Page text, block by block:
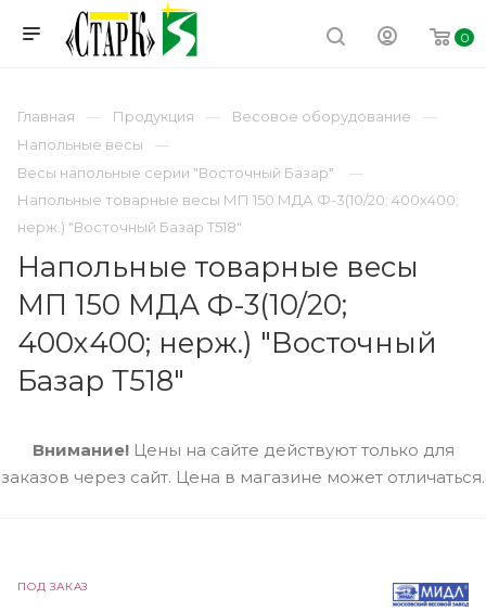
0
Главная Продукция
Весовое оборудование
Напольные весы
Весы напольные серии "Восточный Базар"
Напольные товарные весы МП 150 МДА Ф-3(10/20; 400х400;
нерж.) "Восточный Базар Т518"
Напольные товарные весы
МП 150 МДА Ф-3(10/20;
400х400; нерж.) "Восточный
Базар Т518"
Внимание!Цены на сайте действуют только для
заказов через сайт. Цена в магазине может отличаться.
ПОД ЗАКАЗ